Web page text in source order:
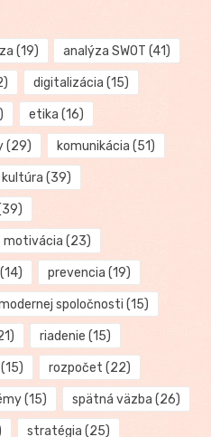
(19) analýza SWOT (41)
digitalizácia (15)
etika (16)
(29) komunikácia (51)
kultúra (39)
motivácia (23)
(14) prevencia (19)
spoločnosti (15)
riadenie (15)
(15) rozpočet (22)
(15) spätná väzba (26)
stratégia (25)